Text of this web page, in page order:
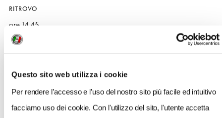
Questo sito web utilizza i cookie
Per rendere l’accesso e l’uso del nostro sito più facile ed intuitivo
facciamo uso dei cookie. Con l'utilizzo del sito, l'utente accetta
RITROVO
ore 14.45
Club di Territorio di Bologna
CONTATTI